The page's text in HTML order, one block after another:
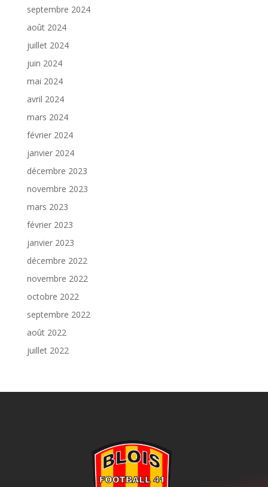
septembre 2024
août 2024
juillet 2024
juin 2024
mai 2024
avril 2024
mars 2024
février 2024
janvier 2024
décembre 2023
novembre 2023
mars 2023
février 2023
janvier 2023
décembre 2022
novembre 2022
octobre 2022
septembre 2022
août 2022
juillet 2022